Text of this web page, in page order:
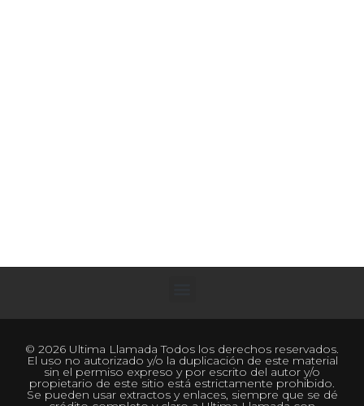
© 2026 Ultima Llamada Todos los derechos reservados.
El uso no autorizado y/o la duplicación de este material
sin el permiso expreso y por escrito del autor y/o
propietario de este sitio está estrictamente prohibido.
Se pueden usar extractos y enlaces, siempre que se dé